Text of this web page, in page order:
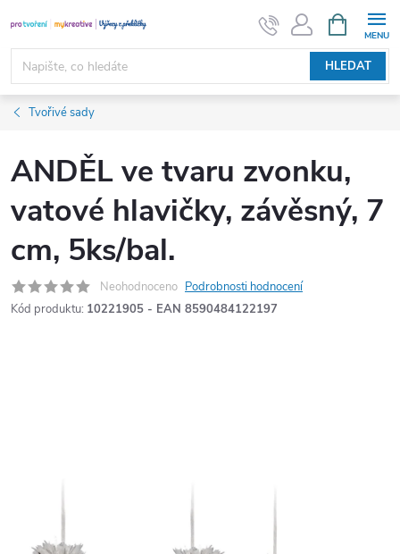
na
obsah
HLEDAT
NÁKUPNÍ
KOŠÍK
Tvořivé sady
ANDĚL ve tvaru zvonku,
vatové hlavičky, závěsný, 7
cm, 5ks/bal.
Neohodnoceno Podrobnosti hodnocení
Kód produktu: 10221905 - EAN 8590484122197